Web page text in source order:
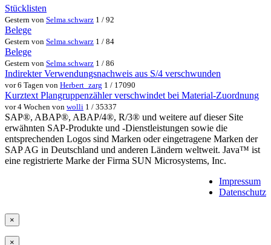
Stücklisten
Gestern von Selma.schwarz 1 / 92
Belege
Gestern von Selma.schwarz 1 / 84
Belege
Gestern von Selma.schwarz 1 / 86
Indirekter Verwendungsnachweis aus S/4 verschwunden
vor 6 Tagen von Herbert_zarg 1 / 17090
Kurztext Plangruppenzähler verschwindet bei Material-Zuordnung
vor 4 Wochen von wolli 1 / 35337
SAP®, ABAP®, ABAP/4®, R/3® und weitere auf dieser Site
erwähnten SAP-Produkte und -Dienstleistungen sowie die
entsprechenden Logos sind Marken oder eingetragene Marken der
SAP AG in Deutschland und anderen Ländern weltweit. Java™ ist
eine registrierte Marke der Firma SUN Microsystems, Inc.
Impressum
Datenschutz
×
×